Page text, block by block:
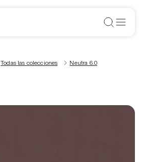
Todas las colecciones
Neutra 6.0